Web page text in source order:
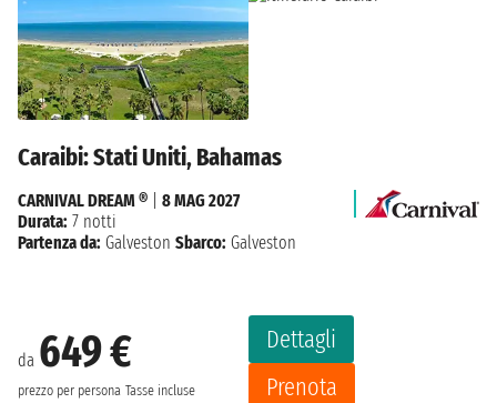
Caraibi: Stati Uniti, Bahamas
da 649 €
prezzo per persona Tasse incluse
Dettagli
Prenota
CARNIVAL DREAM ®
8 MAG 2027
Durata: 7 notti
Partenza da: Galveston Sbarco: Galveston